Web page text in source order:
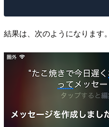
結果は、次のようになります。